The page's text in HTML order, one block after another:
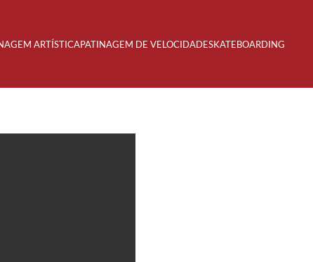
ARTÍSTICAPATINAGEM DE VELOCIDADESKATEBOARDING